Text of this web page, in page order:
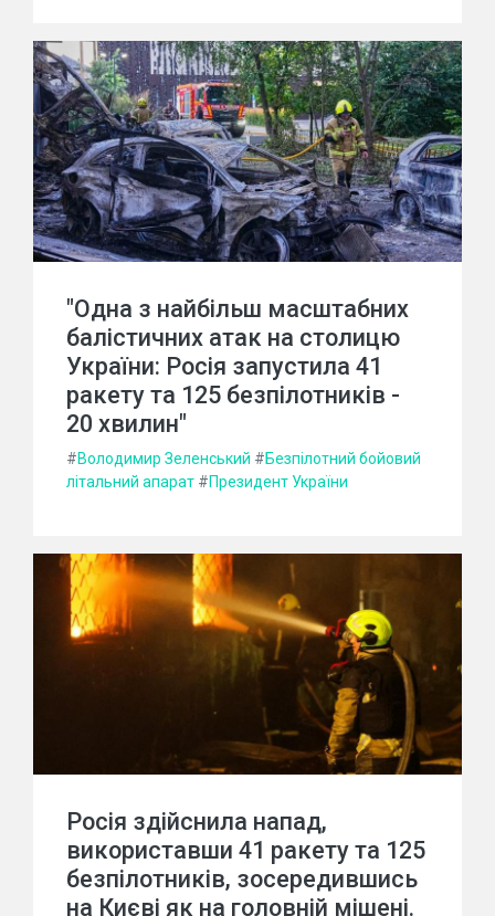
"Одна з найбільш масштабних
балістичних атак на столицю
України: Росія запустила 41
ракету та 125 безпілотників -
20 хвилин"
#Володимир Зеленський #Безпілотний бойовий
літальний апарат #Президент України
Росія здійснила напад,
використавши 41 ракету та 125
безпілотників, зосередившись
на Києві як на головній мішені.